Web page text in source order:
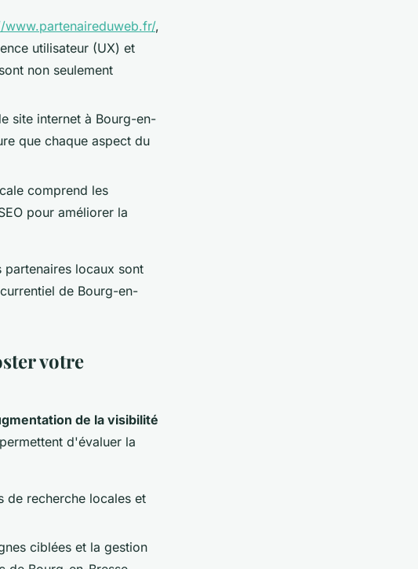
www.partenaireduweb.fr/,
utilisateur (UX) et
non seulement
site internet à Bourg-en-
que chaque aspect du
comprend les
pour améliorer la
locaux sont
de Bourg-en-
votre
de la visibilité
d'évaluer la
de recherche locales et
ciblées et la gestion